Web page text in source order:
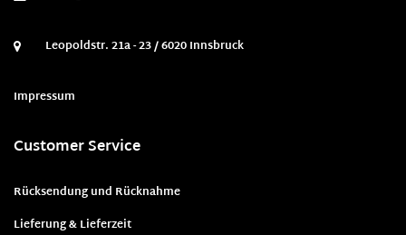
Leopoldstr. 21a - 23 / 6020 Innsbruck
Impressum
Customer Service
Rücksendung und Rücknahme
Lieferung & Lieferzeit